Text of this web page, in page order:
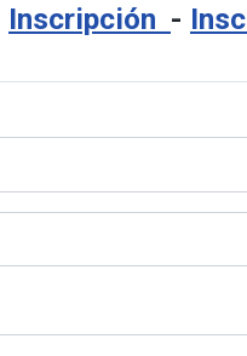
Inscripción -